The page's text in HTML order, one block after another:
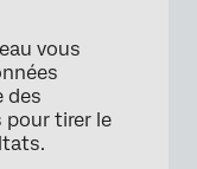
vous
des
tirer le